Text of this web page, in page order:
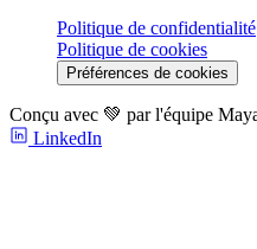
Politique de confidentialité
Politique de cookies
Préférences de cookies
Conçu avec 💚 par l'équipe
LinkedIn